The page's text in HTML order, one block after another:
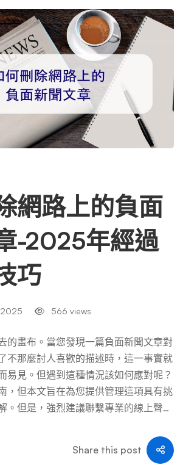
發布地點，您可以獲得當地和國家（甚
人們在各自的社交媒體資料上分享新聞
滾雪球般變成更大的內容，為您的企業
方面打開許多大門。 現在，想像一下
響力……但有一篇負面新聞文章。 您會
新業務，甚至可能留住現有客戶，而不
增加收入。此外，新聞文章在SERP 搜
這要歸功於《紐約時報》(95 DA)、
DA) 和《華爾街日報》(94 DA) 等熱
制對企業聲譽的破壞性影響，從互聯網
聯網上刪除負面新聞文章並沒有固定
會根據某些變量（例如文章的複雜性）
長而復雜的新聞文章，刪除過程更具
與第三方協調，還必須編寫足夠的文案
成本的另一個巨大貢獻者是您要刪除
這些文章的平台數量。 如果負面新聞
金錢來處理每篇文章和平台。 當然，
相當令人不知所措。這就是許多企業尋
靠的在線聲譽管理服務的原因。我們推
面新聞刪除解決方案 WebRto具有靈活
美元，但您必須聯繫團隊根據您的
網路上的負面
-2025年經過
巧
2025 566 views
的畫布。當您發現一篇負面新聞文章對
不那麼討人喜歡的描述時，這一事實就
易見。但遇到這種情況該如何應對呢？
，但本文旨在為您提供管理這項具有挑
。但是，強烈建議聯繫專業的線上聲譽
譽管理：不僅僅是公關 在數位時代，
的整體聲譽。它是某人在 Google 上搜
Share this post